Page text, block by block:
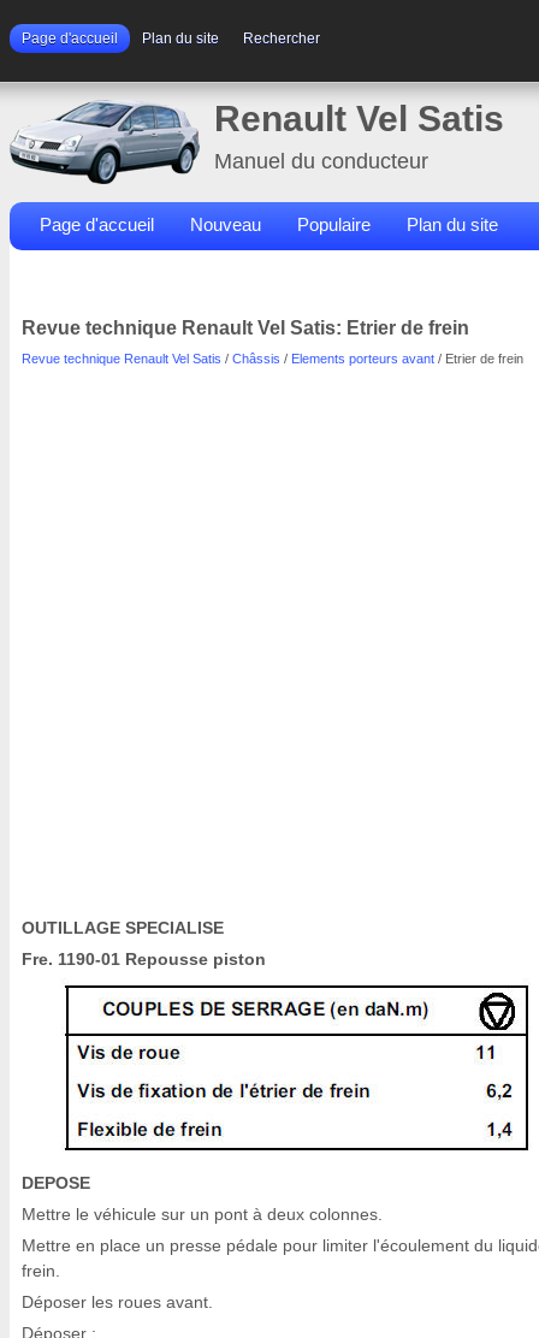
Page d'accueil Plan du site Rechercher
Renault Vel Satis
Manuel du conducteur
Page d'accueil Nouveau Populaire Plan du site
Revue technique Renault Vel Satis: Etrier de frein
Revue technique Renault Vel Satis / Châssis / Elements porteurs avant / Etrier de frein
OUTILLAGE SPECIALISE
Fre. 1190-01 Repousse piston
DEPOSE
Mettre le véhicule sur un pont à deux colonnes.
Mettre en place un presse pédale pour limiter l'écoulement du
frein.
Déposer les roues avant.
Déposer :